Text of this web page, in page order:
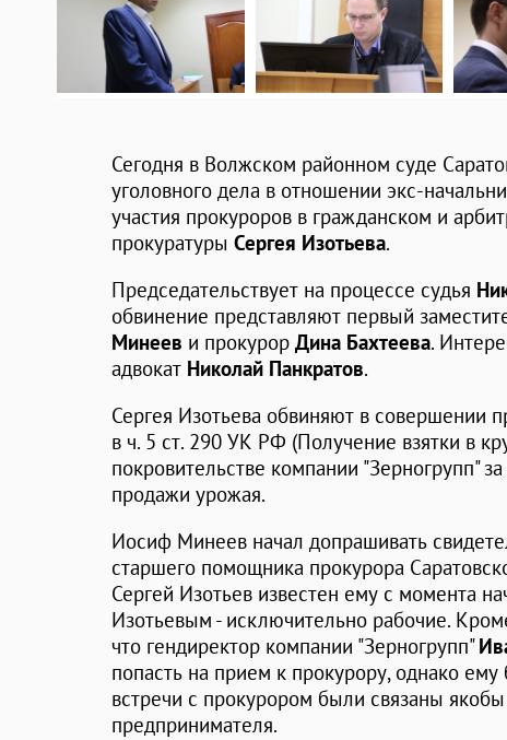
Сегодня в Волжском районном суде
уголовного дела в отношении экс-
участия прокуроров в гражданском и
прокуратуры Сергея Изотьева.
Председательствует на процессе судья
обвинение представляют первый
Минеев и прокурор Дина Бахтеева.
адвокат Николай Панкратов.
Сергея Изотьева обвиняют в совершении
в ч. 5 ст. 290 УК РФ (Получение взятки в
покровительстве компании "Зерногрупп"
продажи урожая.
Иосиф Минеев начал допрашивать
старшего помощника прокурора
Сергей Изотьев известен ему с момента
Изотьевым - исключительно рабочие.
что гендиректор компании "Зерногрупп"
попасть на прием к прокурору, однако
встречи с прокурором были связаны
предпринимателя.